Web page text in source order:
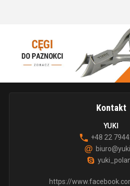
Kontakt
YUKI
+48 22
https://